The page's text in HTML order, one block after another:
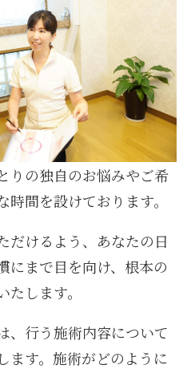
りの独自のお悩みやご希
間を設けております。
だけるよう、あなたの日
にまで目を向け、根本の
します。
、行う施術内容について
ます。施術がどのように